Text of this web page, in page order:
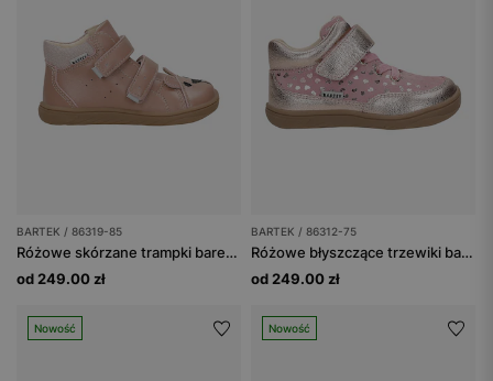
BARTEK / 86319-85
Różowe skórzane trampki barefoot dla dziewczynki
od 249.00 zł
BARTEK / 86312-75
Różowe błyszczące trzewiki barefoot z serduszkami BARTEK 86312-75
od 249.00 zł
Nowość Nowość